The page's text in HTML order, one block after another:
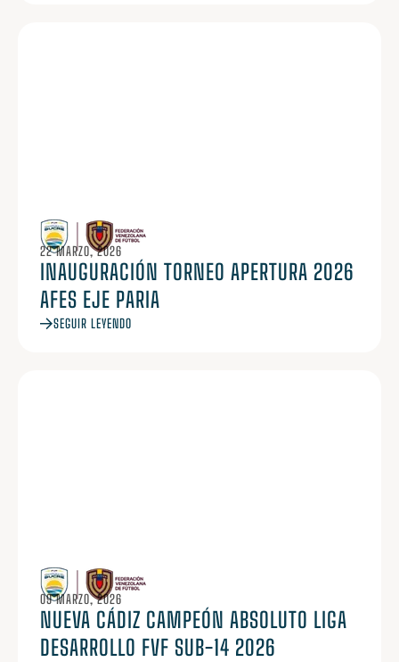
22 MARZO, 2026
INAUGURACIÓN TORNEO APERTURA 2026
AFES EJE PARIA
SEGUIR LEYENDO
09 MARZO, 2026
NUEVA CÁDIZ CAMPEÓN ABSOLUTO LIGA
DESARROLLO FVF SUB-14 2026